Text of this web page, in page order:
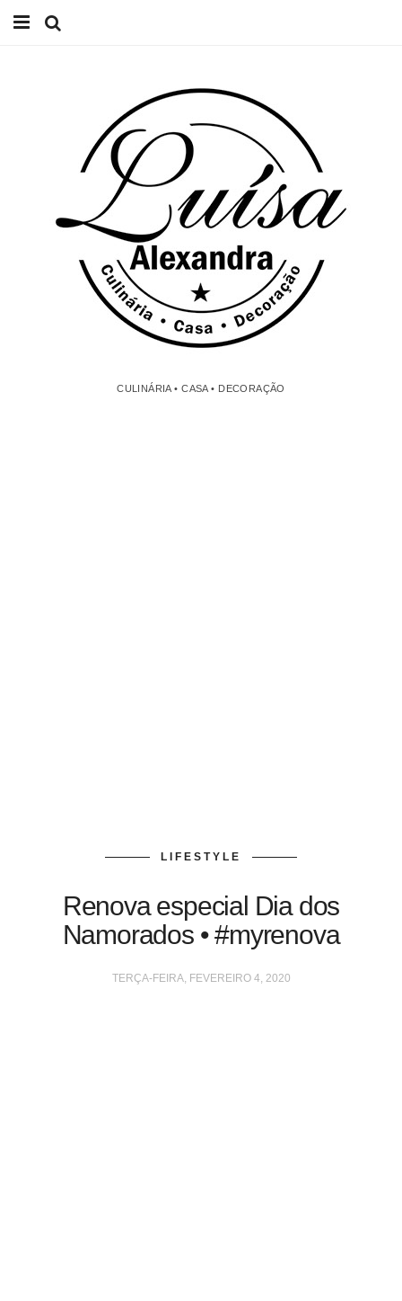
CULINÁRIA • CASA • DECORAÇÃO
LIFESTYLE
Renova especial Dia dos
Namorados • #myrenova
TERÇA-FEIRA, FEVEREIRO 4, 2020